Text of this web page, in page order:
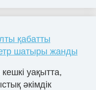
қабатты
шатыры жанды
уақытта,
әкімдік